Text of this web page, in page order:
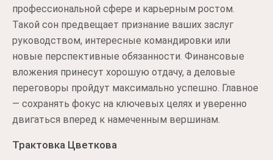
профессиональной сфере и карьерным ростом.
Такой сон предвещает признание ваших заслуг
руководством, интересные командировки или
новые перспективные обязанности. Финансовые
вложения принесут хорошую отдачу, а деловые
переговоры пройдут максимально успешно. Главное
— сохранять фокус на ключевых целях и уверенно
двигаться вперед к намеченным вершинам.
Трактовка Цветкова